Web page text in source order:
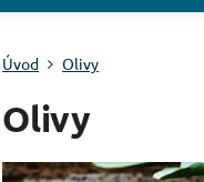
Úvod Olivy
Olivy